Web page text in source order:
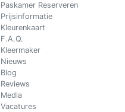
Paskamer Reserveren
Prijsinformatie
Kleurenkaart
F.A.Q.
Kleermaker
Nieuws
Blog
Reviews
Media
Vacatures